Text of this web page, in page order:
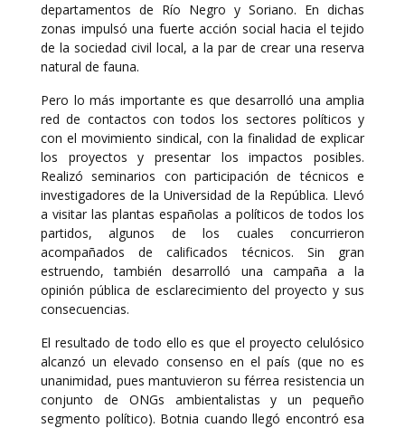
departamentos de Río Negro y Soriano. En dichas
zonas impulsó una fuerte acción social hacia el tejido
de la sociedad civil local, a la par de crear una reserva
natural de fauna.
Pero lo más importante es que desarrolló una amplia
red de contactos con todos los sectores políticos y
con el movimiento sindical, con la finalidad de explicar
los proyectos y presentar los impactos posibles.
Realizó seminarios con participación de técnicos e
investigadores de la Universidad de la República. Llevó
a visitar las plantas españolas a políticos de todos los
partidos, algunos de los cuales concurrieron
acompañados de calificados técnicos. Sin gran
estruendo, también desarrolló una campaña a la
opinión pública de esclarecimiento del proyecto y sus
consecuencias.
El resultado de todo ello es que el proyecto celulósico
alcanzó un elevado consenso en el país (que no es
unanimidad, pues mantuvieron su férrea resistencia un
conjunto de ONGs ambientalistas y un pequeño
segmento político). Botnia cuando llegó encontró esa